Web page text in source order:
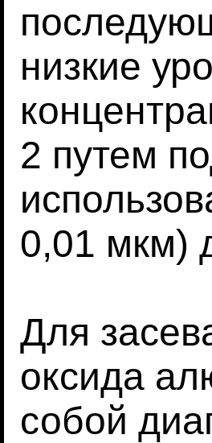
низкие
2 путем
0,01 мкм)
Для
оксида
собой